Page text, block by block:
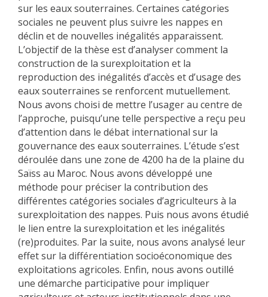
sur les eaux souterraines. Certaines catégories
sociales ne peuvent plus suivre les nappes en
déclin et de nouvelles inégalités apparaissent.
L’objectif de la thèse est d’analyser comment la
construction de la surexploitation et la
reproduction des inégalités d’accès et d’usage des
eaux souterraines se renforcent mutuellement.
Nous avons choisi de mettre l’usager au centre de
l’approche, puisqu’une telle perspective a reçu peu
d’attention dans le débat international sur la
gouvernance des eaux souterraines. L’étude s’est
déroulée dans une zone de 4200 ha de la plaine du
Saïss au Maroc. Nous avons développé une
méthode pour préciser la contribution des
différentes catégories sociales d’agriculteurs à la
surexploitation des nappes. Puis nous avons étudié
le lien entre la surexploitation et les inégalités
(re)produites. Par la suite, nous avons analysé leur
effet sur la différentiation socioéconomique des
exploitations agricoles. Enfin, nous avons outillé
une démarche participative pour impliquer